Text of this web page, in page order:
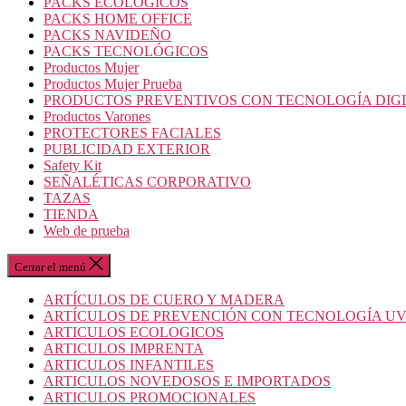
PACKS HOME OFFICE
PACKS NAVIDEÑO
PACKS TECNOLÓGICOS
Productos Mujer
Productos Mujer Prueba
PRODUCTOS PREVENTIVOS CON TECNOLOGÍA
Productos Varones
PROTECTORES FACIALES
PUBLICIDAD EXTERIOR
Safety Kit
SEÑALÉTICAS CORPORATIVO
TAZAS
TIENDA
Web de prueba
Cerrar el menú
ARTÍCULOS DE CUERO Y MADERA
ARTÍCULOS DE PREVENCIÓN CON TECNOLOGÍA UV
ARTICULOS ECOLOGICOS
ARTICULOS IMPRENTA
ARTICULOS INFANTILES
ARTICULOS NOVEDOSOS E IMPORTADOS
ARTICULOS PROMOCIONALES